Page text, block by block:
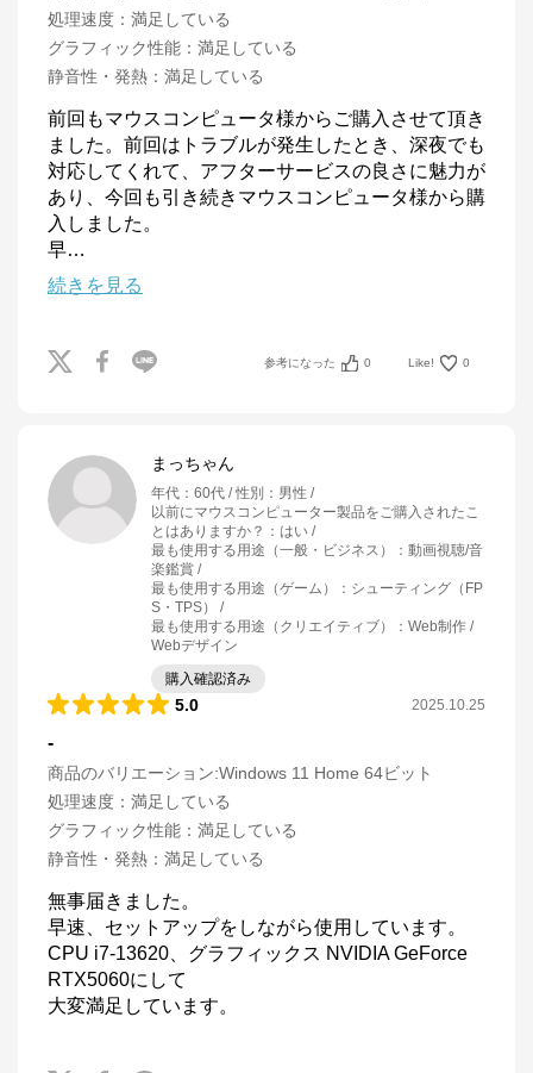
処理速度 ： 満足している
グラフィック性能 ： 満足している
静音性・発熱 ： 満足している
前回もマウスコンピュータ様からご購入させて頂き
ました。前回はトラブルが発生したとき、深夜でも
対応してくれて、アフターサービスの良さに魅力が
あり、今回も引き続きマウスコンピュータ様から購
入しました。
早…
続きを見る
参考になった 0 Like! 0
まっちゃん
年代 ： 60代 性別 ： 男性
以前にマウスコンピューター製品をご購入されたこ
とはありますか？ ： はい
最も使用する用途（一般・ビジネス）
： 動画視聴/音
楽鑑賞
最も使用する用途（ゲーム）
： シューティング（FP
S・TPS）
最も使用する用途（クリエイティブ）
： Web制作 /
Webデザイン
購入確認済み
5.0 2025.10.25
-
商品のバリエーション:Windows 11 Home 64ビット
処理速度 ： 満足している
グラフィック性能 ： 満足している
静音性・発熱 ： 満足している
無事届きました。
早速、セットアップをしながら使用しています。
CPU i7-13620、グラフィックス NVIDIA GeForce
RTX5060にして
大変満足しています。